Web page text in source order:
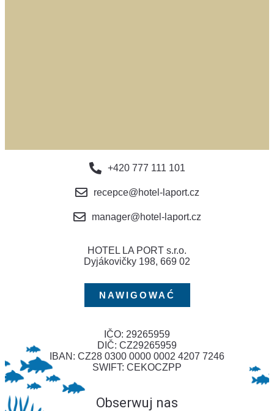
+420 777 111 101
recepce@hotel-laport.cz
manager@hotel-laport.cz
HOTEL LA PORT s.r.o.
Dyjákovičky 198, 669 02
NAWIGOWAĆ
IČO: 29265959
DIČ: CZ29265959
IBAN: CZ28 0300 0000 0002 4207 7246
SWIFT: CEKOCZPP
Obserwuj nas